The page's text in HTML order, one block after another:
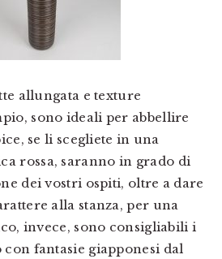
allungata e texture
sono ideali per abbellire
se li scegliete in una
rossa, saranno in grado di
dei vostri ospiti, oltre a dare
alla stanza, per una
invece, sono consigliabili i
fantasie giapponesi dal